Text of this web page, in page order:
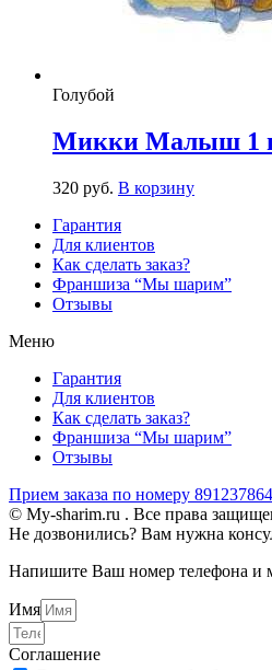
Голубой
Микки Малыш 1
320 руб. В корзину
Гарантия
Для клиентов
Как сделать заказ?
Франшиза “Мы шарим”
Отзывы
Меню
Гарантия
Для клиентов
Как сделать заказ?
Франшиза “Мы шарим”
Отзывы
Прием заказа по номеру
© My-sharim.ru . Все права
Не дозвонились? Вам нужна
Напишите Ваш номер телефона и
Имя
Соглашение